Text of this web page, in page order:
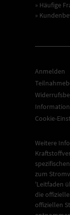
» Häufige
»
Anmelden
Cookie-
Weitere
zum
'Leitfaden
die
offiziellen